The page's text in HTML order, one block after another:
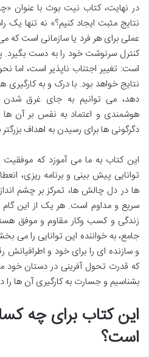
در نهایت، کتاب نیت بوث با عنوان
نتایج مثبت ایجاد کنیم؟» نه تنها یک
عملی برای هر فرد یا سازمانی است که
کنترل سرنوشت خود را به دست بگیرد.
است: تغییر اجتناب ناپذیر است، اما
نتایج خواهد بود. با درک و به
دهد، می توانیم به جای غرق شدن
هوشمندی و اعتماد به نفس بر آن
دگرگونی ها برای رسیدن به اهداف بزرگتر
این کتاب به ما می آموزد که موفقیت
توانایی پیش بینی و برنامه ریزی،
ها در دل چالش ها، تمرکز بر چشم
سریع و مداوم است. هر یک از این
زندگی و کسب وکار مقاوم و موفق
جامع، به خواننده این توانایی را می
و سازنده ای را برای خود و اطرافیانش
که قدرت تحول آفرینی در دستان خود
بشناسیم و جسارت به کارگیری آن ها را
این کتاب برای چه
است؟